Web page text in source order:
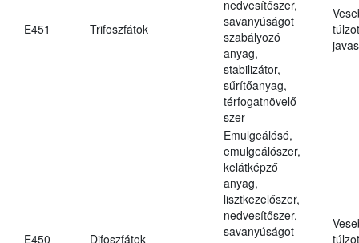
E451 Trifoszfátok
nedvesítőszer,
savanyúságot
szabályozó
anyag,
stabilizátor,
sűrítőanyag,
térfogatnövelő
szer
E450 Difoszfátok
Emulgeálósó,
emulgeálószer,
kelátképző
anyag,
lisztkezelőszer,
nedvesítőszer,
savanyúságot